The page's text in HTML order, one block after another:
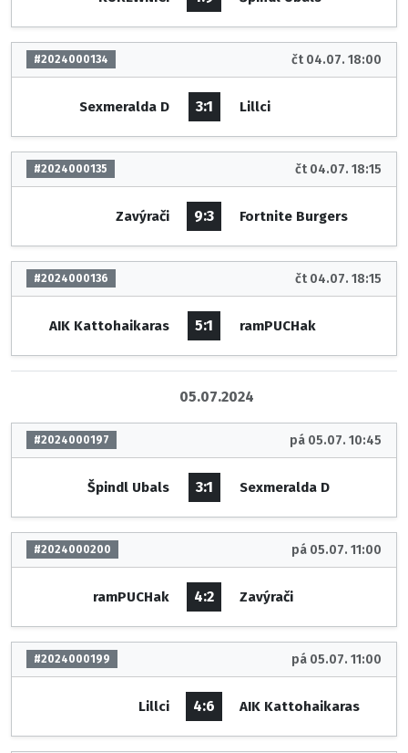
#2024000134 čt 04.07. 18:00
Sexmeralda D 3:1 Lillci
#2024000135 čt 04.07. 18:15
Zavýrači 9:3 Fortnite Burgers
#2024000136 čt 04.07. 18:15
AIK Kattohaikaras 5:1 ramPUCHak
05.07.2024
#2024000197 pá 05.07. 10:45
Špindl Ubals 3:1 Sexmeralda D
#2024000200 pá 05.07. 11:00
ramPUCHak 4:2 Zavýrači
#2024000199 pá 05.07. 11:00
Lillci 4:6 AIK Kattohaikaras